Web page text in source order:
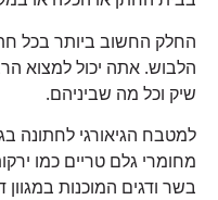
החלק החשוב ביותר בכל
הלבוש. אתה יכול למצוא
שיק וכל מה שביניהם.
למטבח הגיאורגי לחתונה
מחומרי גלם טריים כמו ירקות,
בשר ודגים המוכנות במגוון